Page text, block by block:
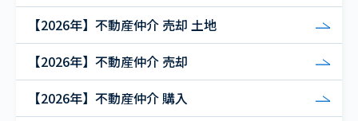
【2026年】不動産仲介 売却 土地
【2026年】不動産仲介 売却
【2026年】不動産仲介 購入